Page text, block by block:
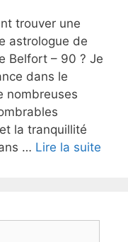
trouver une
astrologue de
Belfort – 90 ? Je
dans le
nombreuses
la tranquillité
… Lire la suite